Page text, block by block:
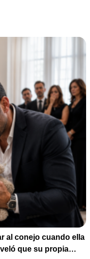
al conejo cuando ella
que su propia